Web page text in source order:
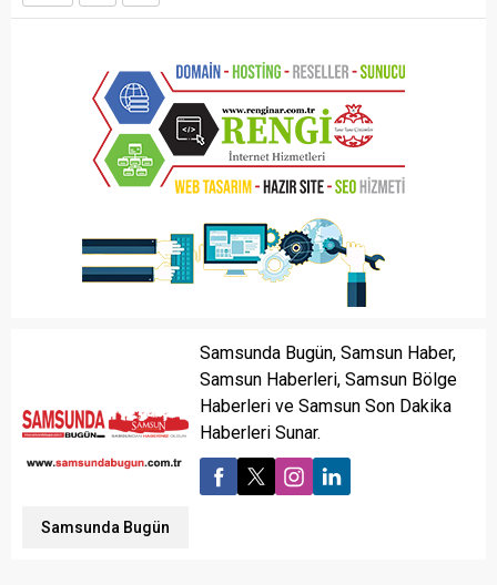
Samsunda Bugün
Samsunda Bugün, Samsun Haber,
Samsun Haberleri, Samsun Bölge
Haberleri ve Samsun Son Dakika
Haberleri Sunar.